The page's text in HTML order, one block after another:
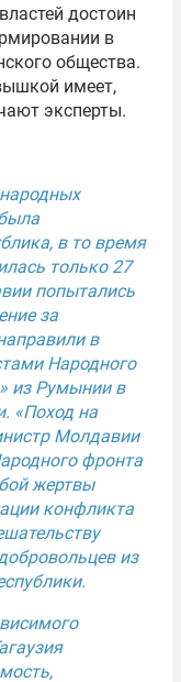
достоин
в
общества.
имеет,
эксперты.
в то время
только 27
попытались
за
в
Народного
из Румынии в
«Поход на
Молдавии
фронта
жертвы
конфликта
из